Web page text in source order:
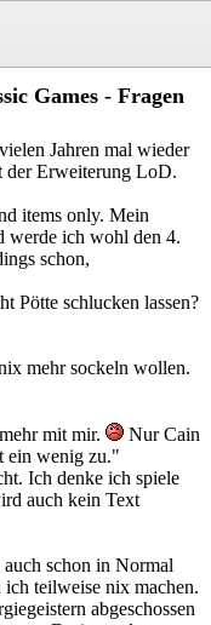
Games - Fragen
Jahren mal wieder
der Erweiterung LoD.
items only. Mein
werde ich wohl den 4.
schon,
Pötte schlucken lassen?
mehr sockeln wollen.
mit mir.
Nur Cain
ein wenig zu."
Ich denke ich spiele
auch kein Text
schon in Normal
teilweise nix machen.
abgeschossen